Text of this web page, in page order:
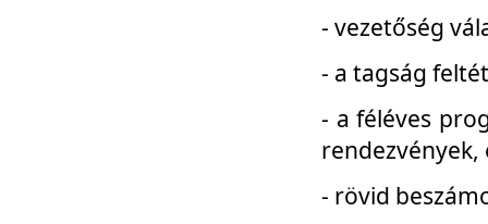
- vezetőség
- a tagság
- a féléves
- rövid